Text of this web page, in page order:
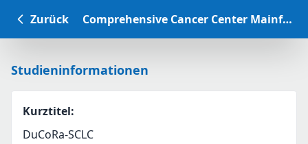
Zurück Comprehensive Cancer Center Mainfranken Studiendatenbank
Studieninformationen
Kurztitel:
DuCoRa-SCLC